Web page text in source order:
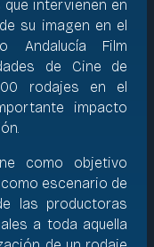
intervienen en
su imagen en el
Andalucía Film
de Cine de
rodajes en el
impacto
como objetivo
escenario de
las productoras
a toda aquella